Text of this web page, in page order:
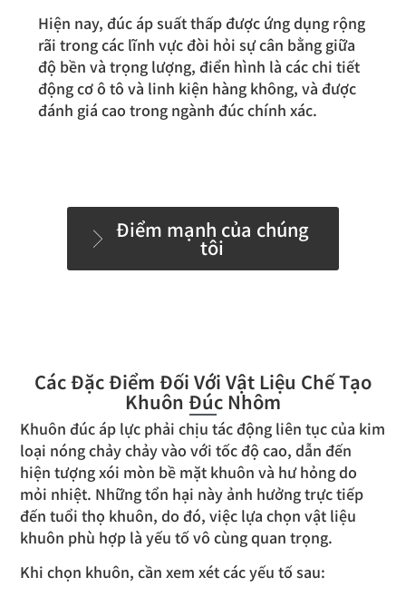
Hiện nay, đúc áp suất thấp được ứng dụng rộng
rãi trong các lĩnh vực đòi hỏi sự cân bằng giữa
độ bền và trọng lượng, điển hình là các chi tiết
động cơ ô tô và linh kiện hàng không, và được
đánh giá cao trong ngành đúc chính xác.
Điểm mạnh của chúng
tôi
Các Đặc Điểm Đối Với Vật Liệu Chế Tạo
Khuôn Đúc Nhôm
Khuôn đúc áp lực phải chịu tác động liên tục của kim
loại nóng chảy chảy vào với tốc độ cao, dẫn đến
hiện tượng xói mòn bề mặt khuôn và hư hỏng do
mỏi nhiệt. Những tổn hại này ảnh hưởng trực tiếp
đến tuổi thọ khuôn, do đó, việc lựa chọn vật liệu
khuôn phù hợp là yếu tố vô cùng quan trọng.
Khi chọn khuôn, cần xem xét các yếu tố sau: